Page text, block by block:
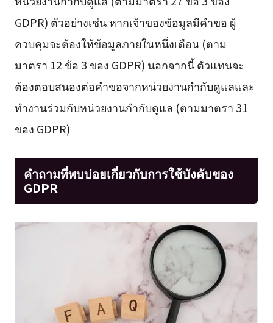
GDPR) ตัวอย่างเช่น หากเจ้าของข้อมูลมีคำขอ ผู้
ควบคุมจะต้องให้ข้อมูลภายในหนึ่งเดือน (ตาม
มาตรา 12 ข้อ 3 ของ GDPR) นอกจากนี้ ตัวแทนจะ
ต้องตอบสนองต่อคำขอจากหน่วยงานกำกับดูแลและ
ทำงานร่วมกับหน่วยงานกำกับดูแล (ตามมาตรา 31
ของ GDPR)
คำถามที่พบบ่อยเกี่ยวกับการใช้บังคับของ
GDPR